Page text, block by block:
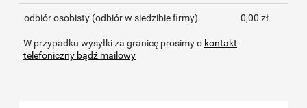
odbiór osobisty (odbiór w siedzibie firmy) 0,00 zł
W przypadku wysyłki za granicę prosimy o kontakt
telefoniczny bądź mailowy